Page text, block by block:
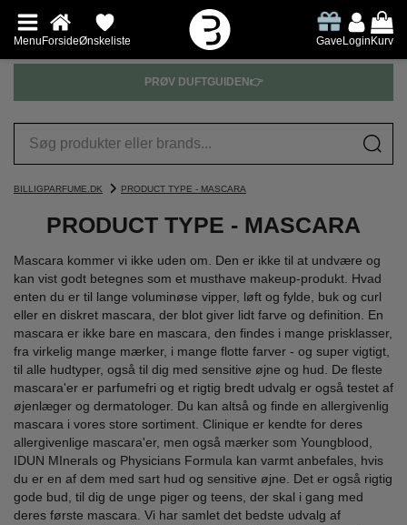
MenuForsideØnskeliste GaveLoginKurv
PRØV DUFTGUIDEN👉
BILLIGPARFUME.DK PRODUCT TYPE - MASCARA
PRODUCT TYPE - MASCARA
Mascara kommer vi ikke uden om. Den er ikke til at undvære og
kan vist godt betegnes som et musthave makeup-produkt. Hvad
enten du er til lange voluminøse vipper, løft og fylde, buk og curl
eller en diskret mascara, der blot giver lidt farve og definition. En
mascara er ikke bare en mascara, den findes i mange prisklasser,
fra virkelig mange mærker, i mange flotte farver - og super vigtigt,
til alle hudtyper, også til dig med sensitive øjne og hud. De fleste
mascara'er er parfumefri og et rigtig bredt udvalg er også testet af
øjenlæger og dermatologer. Du kan altså og finde en allergivenlig
mascara i vores store sortiment. Clinique er kendte for deres
allergivenlige mascara'er, men også mærker som Youngblood,
IDUN MInerals og Physicians Formula kan varmt anbefales, hvis
du er en af dem med sart hud og sensitive øjne. Det er også rigtig
gode bud, til dig de unge piger og teens, der skal i gang med
deres første mascara. Vi har samlet det bedste udvalg af